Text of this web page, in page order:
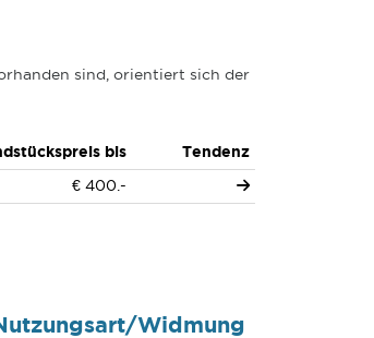
sind, orientiert sich der
bis
Tendenz
€ 400.-
Widmung